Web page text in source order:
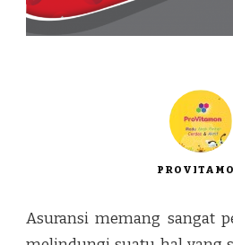
Asuransi memang sangat